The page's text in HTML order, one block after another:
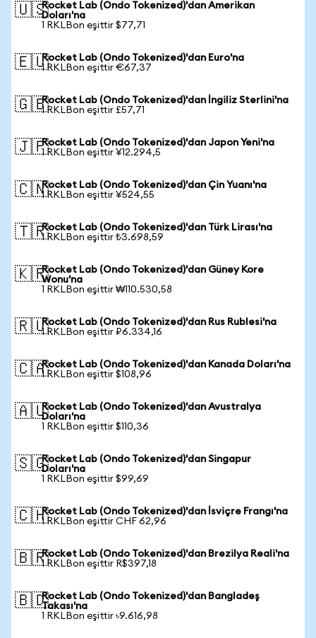
🇺🇸Rocket Lab (Ondo Tokenized)'dan Amerikan
Doları'na
1 RKLBon eşittir $77,71
🇪🇺Rocket Lab (Ondo Tokenized)'dan Euro'na
1 RKLBon eşittir €67,37
🇬🇧Rocket Lab (Ondo Tokenized)'dan İngiliz Sterlini'na
1 RKLBon eşittir £57,71
🇯🇵Rocket Lab (Ondo Tokenized)'dan Japon Yeni'na
1 RKLBon eşittir ¥12.294,5
🇨🇳Rocket Lab (Ondo Tokenized)'dan Çin Yuanı'na
1 RKLBon eşittir ¥524,55
🇹🇷Rocket Lab (Ondo Tokenized)'dan Türk Lirası'na
1 RKLBon eşittir ₺3.698,59
🇰🇷Rocket Lab (Ondo Tokenized)'dan Güney Kore
Wonu'na
1 RKLBon eşittir ₩110.530,58
🇷🇺Rocket Lab (Ondo Tokenized)'dan Rus Rublesi'na
1 RKLBon eşittir ₽6.334,16
🇨🇦Rocket Lab (Ondo Tokenized)'dan Kanada Doları'na
1 RKLBon eşittir $108,96
🇦🇺Rocket Lab (Ondo Tokenized)'dan Avustralya
Doları'na
1 RKLBon eşittir $110,36
🇸🇬Rocket Lab (Ondo Tokenized)'dan Singapur
Doları'na
1 RKLBon eşittir $99,69
🇨🇭Rocket Lab (Ondo Tokenized)'dan İsviçre Frangı'na
1 RKLBon eşittir CHF 62,96
🇧🇷Rocket Lab (Ondo Tokenized)'dan Brezilya Reali'na
1 RKLBon eşittir R$397,18
🇧🇩Rocket Lab (Ondo Tokenized)'dan Bangladeş
Takası'na
1 RKLBon eşittir ৳9.616,98